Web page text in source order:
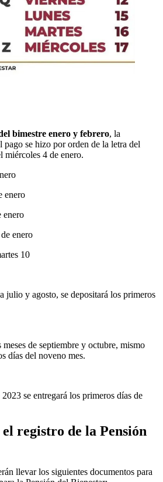
bimestre enero y febrero, la
pago se hizo por orden de la letra del
miércoles 4 de enero.
enero
enero
enero
10
julio y agosto, se depositará los primeros
de septiembre y octubre, mismo
días del noveno mes.
se entregará los primeros días de
registro de la Pensión
llevar los siguientes documentos para